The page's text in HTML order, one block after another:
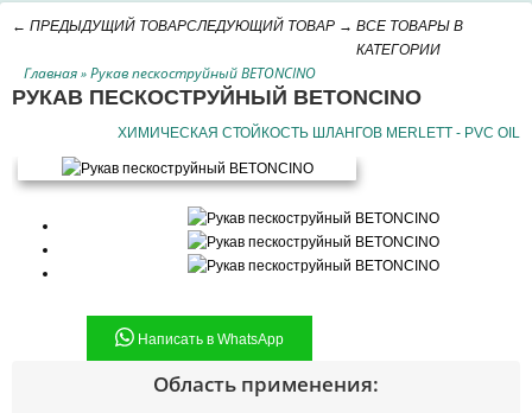
← ПРЕДЫДУЩИЙ ТОВАР
ВСЕ ТОВАРЫ В
КАТЕГОРИИ
СЛЕДУЮЩИЙ ТОВАР →
Главная » Рукав пескоструйный BETONCINO
РУКАВ ПЕСКОСТРУЙНЫЙ BETONCINO
ХИМИЧЕСКАЯ СТОЙКОСТЬ ШЛАНГОВ MERLETT - PVC OIL
Написать в WhatsApp
Область применения: